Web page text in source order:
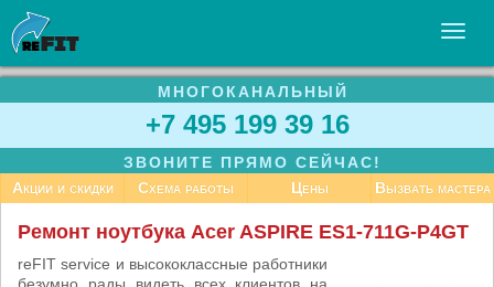
УСЛУГИ
БИЗНЕСУ
СТАТЬИ
КОНТАКТЫ
МНОГОКАНАЛЬНЫЙ
+7 495 199 39 16
ЗВОНИТЕ ПРЯМО СЕЙЧАС!
Акции и скидки
Схема работы Цены Вызвать мастера
Ремонт ноутбука Acer ASPIRE ES1-711G-P4GT
reFIT service и высококлассные работники